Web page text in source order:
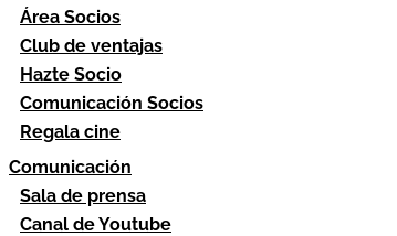
Área Socios
Club de ventajas
Hazte Socio
Comunicación Socios
Regala cine
Comunicación
Sala de prensa
Canal de Youtube